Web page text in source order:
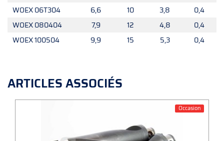
WOEX 06T304
6,6 10 3,8
0,4
WOEX 080404
7,9 12 4,8
0,4
WOEX 100504
9,9 15 5,3 0,4
ARTICLES ASSOCIÉS
Occasion